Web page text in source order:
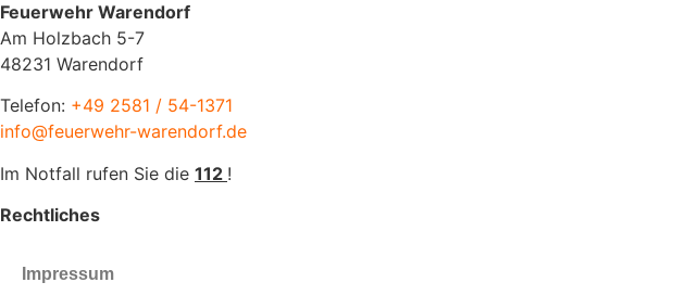
Feuerwehr Warendorf
Am Holzbach 5-7
48231 Warendorf
Telefon: +49 2581 / 54-1371
info@feuerwehr-warendorf.de
Im Notfall rufen Sie die 112 !
Rechtliches
Impressum